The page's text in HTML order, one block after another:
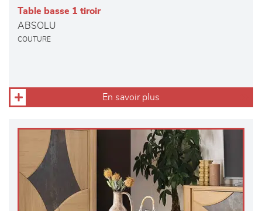
Table basse 1 tiroir
ABSOLU
COUTURE
En savoir plus